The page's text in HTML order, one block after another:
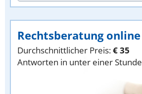
Rechtsberatung online
Durchschnittlicher Preis:€ 35
Antworten in unter einer Stunde